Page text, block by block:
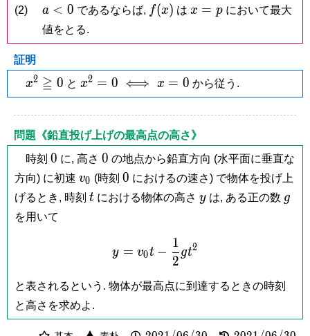
(2)
a
<
0
a < 0 であるならば, f(x)
f(x) は x
p
x = pにおいて最大
値をとる.
証明
x^2
\geqq
0
x2 ≧ 0 と x^2
= 0
\iff
x =
0
x2 = 0 ⟺ x = 0 から従う.
問題《鉛直投げ上げの最高点の高さ》
時刻 0
0 に, 高さ 0
0 の地点から鉛直方向 (水平面に垂直な
方向) に初速 v_0
v0 (時刻 0
0 におけるの速さ) で物体を投げ上
げるとき, 時刻 t
t における物体の高さ y
yは, ある正の数 g
g
を用いて
y = v_0t-\frac{1}{2}gt^2
y = v0t −
2
1
gt2
と表されるという. 物体が最高点に到達するときの時刻
と高さを求めよ.
2021/06/30 2021/06/30